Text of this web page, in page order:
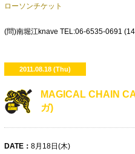
ローソンチケット
(問)南堀江knave TEL:06-6535-0691
2011.08.18 (Thu)
MAGICAL CHAIN
ガ)
DATE ： 8月18日(木)